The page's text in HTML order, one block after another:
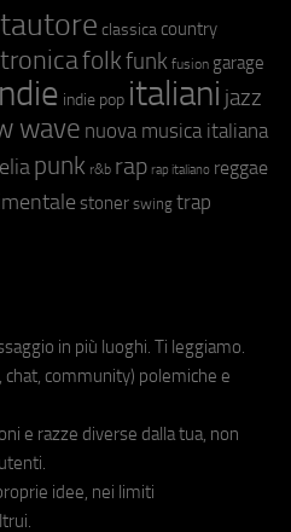
classica country
folkfunk fusion garage
indie pop italiani jazz
wave nuova musica italiana
punk r&b rap rap italiano reggae
stoner swing trap
in più luoghi. Ti leggiamo.
chat, community) polemiche e
e razze diverse dalla tua, non
idee, nei limiti